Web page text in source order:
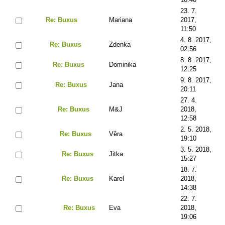
Re: Buxus Mariana
23. 7.
2017,
11:50
Re: Buxus Zdenka
4. 8. 2017,
02:56
Re: Buxus Dominika
8. 8. 2017,
12:25
Re: Buxus Jana
9. 8. 2017,
20:11
Re: Buxus M&J
27. 4.
2018,
12:58
Re: Buxus Věra
2. 5. 2018,
19:10
Re: Buxus Jitka
3. 5. 2018,
15:27
Re: Buxus Karel
18. 7.
2018,
14:38
Re: Buxus Eva
22. 7.
2018,
19:06